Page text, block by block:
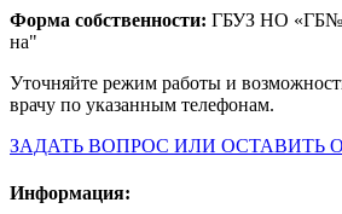
Форма собственности: ГБУЗ НО
на"
Уточняйте режим работы и
врачу по указанным телефонам.
ЗАДАТЬ ВОПРОС ИЛИ ОСТАВИТЬ
Информация: